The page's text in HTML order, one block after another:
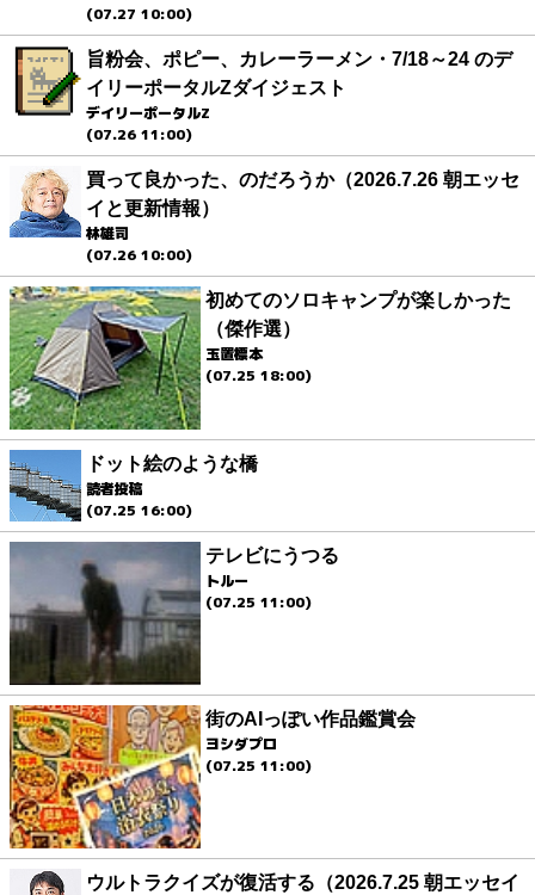
(07.27 10:00)
旨粉会、ポピー、カレーラーメン・7/18～24 のデ
イリーポータルZダイジェスト
デイリーポータルZ
(07.26 11:00)
買って良かった、のだろうか（2026.7.26 朝エッセ
イと更新情報）
林雄司
(07.26 10:00)
初めてのソロキャンプが楽しかった
（傑作選）
玉置標本
(07.25 18:00)
ドット絵のような橋
読者投稿
(07.25 16:00)
テレビにうつる
トルー
(07.25 11:00)
街のAIっぽい作品鑑賞会
ヨシダプロ
(07.25 11:00)
ウルトラクイズが復活する（2026.7.25 朝エッセイ